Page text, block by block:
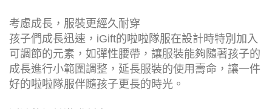
考慮成長，服裝更經久耐穿
孩子們成長迅速，iGift的啦啦隊服在設計時特別加入
可調節的元素，如彈性腰帶，讓服裝能夠隨著孩子的
成長進行小範圍調整，延長服裝的使用壽命，讓一件
好的啦啦隊服伴隨孩子更長的時光。